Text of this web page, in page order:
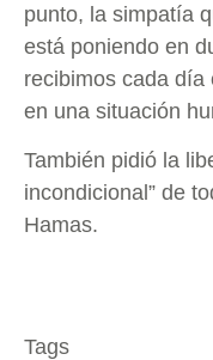
punto, la simpatía
está poniendo en
recibimos cada día
en una situación
También pidió la
incondicional” de
Hamas.
Tags